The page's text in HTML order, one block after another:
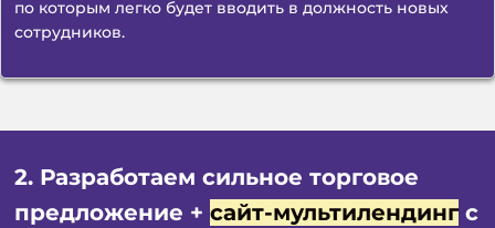
по которым легко будет вводить в должность новых
сотрудников.
2. Разработаем сильное торговое
предложение + сайт-мультилендинг c